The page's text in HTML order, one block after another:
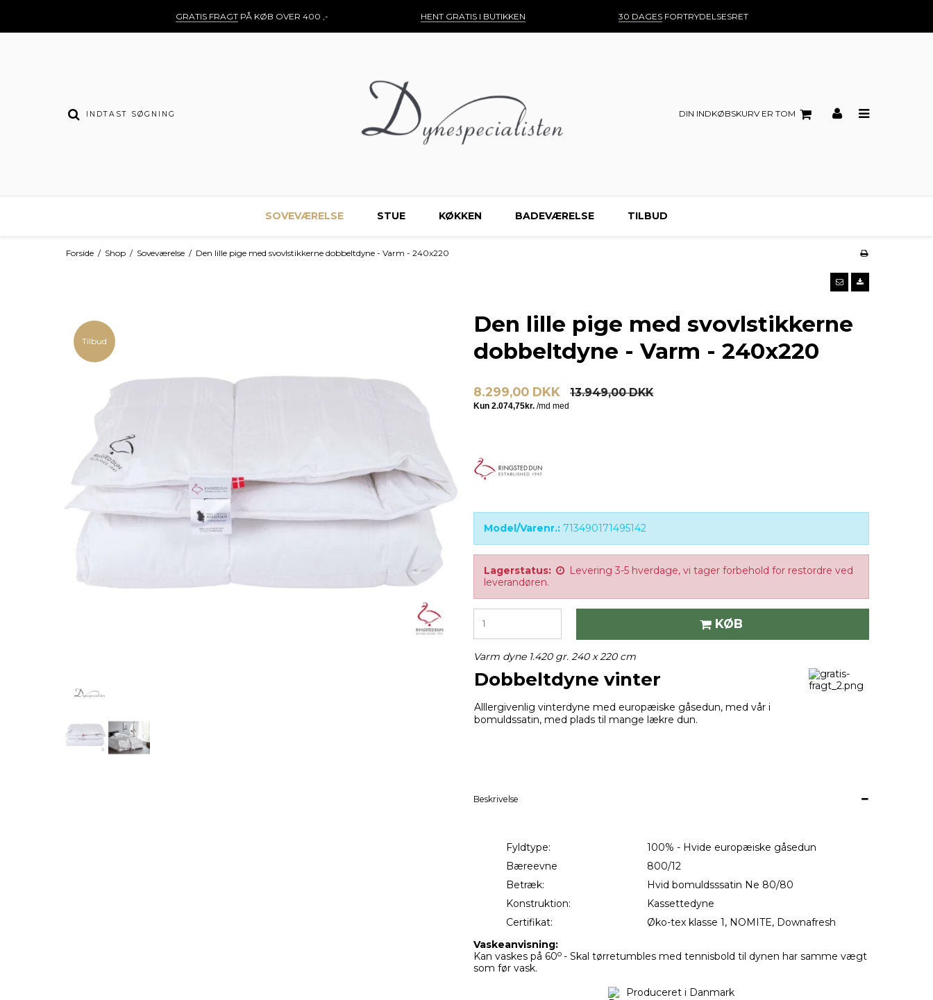
GRATIS FRAGTPÅ KØB OVER 400 ,- HENT GRATIS I BUTIKKEN 30 DAGESFORTRYDELSESRET
DIN INDKØBSKURV ER TOM
SOVEVÆRELSE STUE KØKKEN BADEVÆRELSE TILBUD
Forside / Shop / Soveværelse / Den lille pige med svovlstikkerne dobbeltdyne - Varm - 240x220
Tilbud
Den lille pige med svovlstikkerne
dobbeltdyne - Varm - 240x220
8.299,00 DKK 13.949,00 DKK
Model/Varenr.: 713490171495142
Lagerstatus:
Levering 3-5 hverdage, vi tager forbehold for restordre ved
leverandøren.
KØB
Varm dyne 1.420 gr. 240 x 220 cm
Dobbeltdyne vinter
Alllergivenlig vinterdyne med europæiske gåsedun, med vår i
bomuldssatin, med plads til mange lækre dun.
Beskrivelse
Fyldtype: 100% - Hvide europæiske gåsedun
Bæreevne
800/12
Betræk:
Hvid bomuldsssatin Ne 80/80
Konstruktion:
Kassettedyne
Certifikat:
Øko-tex klasse 1, NOMITE, Downafresh
Vaskeanvisning:
Kan vaskes på 60o - Skal tørretumbles med tennisbold til dynen har samme vægt
som før vask.
Produceret i Danmark